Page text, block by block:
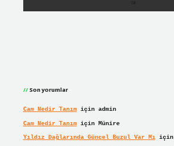
Son yorumlar
Cam Nedir Tanımiçin admin
Cam Nedir Tanımiçin Münire
Yıldız Dağlarında Güncel Buzul Var Mıiçin